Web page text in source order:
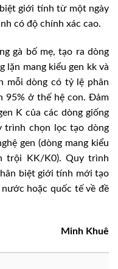
giới tính từ một ngày
có độ chính xác cao.
gà bố mẹ, tạo ra dòng
lặn mang kiểu gen kk và
mỗi dòng có tỷ lệ phân
95% ở thế hệ con. Đảm
K của các dòng giống
trình chọn lọc tạo dòng
gen (dòng mang kiểu
trội KK/K0). Quy trình
biệt giới tính mới tạo
hoặc quốc tế về đề
Minh Khuê